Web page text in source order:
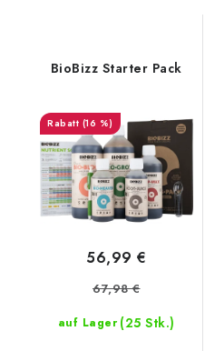
BioBizz Starter Pack
(16 %)
auf Lager (25 Stk.)
56,99 €
67,98 €